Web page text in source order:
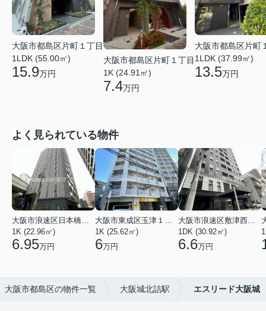
大阪市都島区片町１丁目
1LDK (55.00㎡)
15.9万円
大阪市都島区片町１丁目
1K (24.91㎡)
7.4万円
大阪市都島区片町
1LDK (37.99㎡)
13.5万円
よく見られている物件
1K (22.96㎡)
6.95万円
1K (25.62㎡)
6万円
1DK (30.92㎡)
6.6万円
大阪市都島区の物件一覧 大阪城北詰駅 エスリード大阪城